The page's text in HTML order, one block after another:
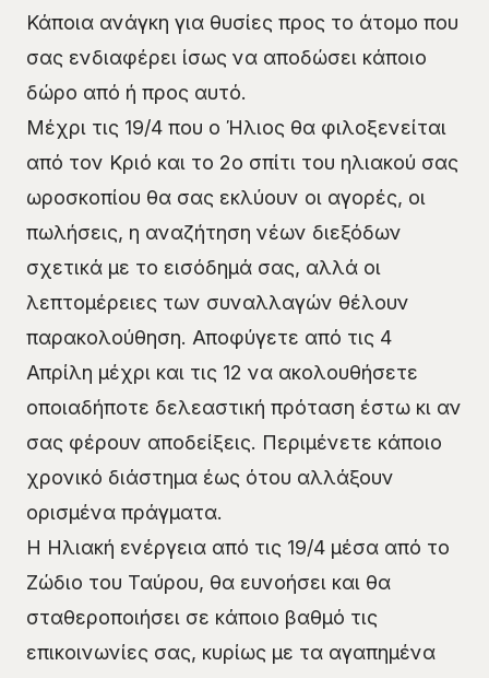
Κάποια ανάγκη για θυσίες προς το άτομο που
σας ενδιαφέρει ίσως να αποδώσει κάποιο
δώρο από ή προς αυτό.
Μέχρι τις 19/4 που ο Ήλιος θα φιλοξενείται
από τον Κριό και το 2ο σπίτι του ηλιακού σας
ωροσκοπίου θα σας εκλύουν οι αγορές, οι
πωλήσεις, η αναζήτηση νέων διεξόδων
σχετικά με το εισόδημά σας, αλλά οι
λεπτομέρειες των συναλλαγών θέλουν
παρακολούθηση. Αποφύγετε από τις 4
Απρίλη μέχρι και τις 12 να ακολουθήσετε
οποιαδήποτε δελεαστική πρόταση έστω κι αν
σας φέρουν αποδείξεις. Περιμένετε κάποιο
χρονικό διάστημα έως ότου αλλάξουν
ορισμένα πράγματα.
Η Ηλιακή ενέργεια από τις 19/4 μέσα από το
Ζώδιο του Ταύρου, θα ευνοήσει και θα
σταθεροποιήσει σε κάποιο βαθμό τις
επικοινωνίες σας, κυρίως με τα αγαπημένα